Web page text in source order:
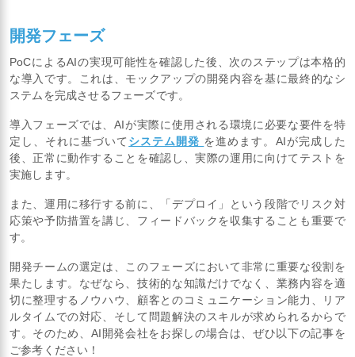
開発フェーズ
PoCによるAIの実現可能性を確認した後、次のステップは本格的
な導入です。これは、モックアップの開発内容を基に最終的なシ
ステムを完成させるフェーズです。
導入フェーズでは、AIが実際に使用される環境に必要な要件を特
定し、それに基づいて システム開発 を進めます。AIが完成した
後、正常に動作することを確認し、実際の運用に向けてテストを
実施します。
また、運用に移行する前に、「デプロイ」という段階でリスク対
応策や予防措置を講じ、フィードバックを収集することも重要で
す。
開発チームの選定は、このフェーズにおいて非常に重要な役割を
果たします。なぜなら、技術的な知識だけでなく、業務内容を適
切に整理するノウハウ、顧客とのコミュニケーション能力、リア
ルタイムでの対応、そして問題解決のスキルが求められるからで
す。そのため、AI開発会社をお探しの場合は、ぜひ以下の記事を
ご参考ください！